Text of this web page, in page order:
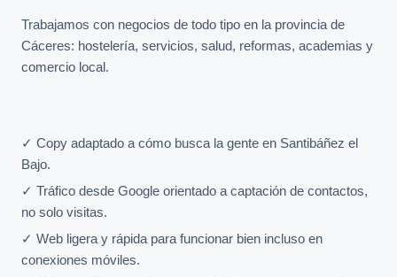
Trabajamos con negocios de todo tipo en la provincia de
Cáceres: hostelería, servicios, salud, reformas, academias y
comercio local.
✓ Copy adaptado a cómo busca la gente en Santibáñez el
Bajo.
✓ Tráfico desde Google orientado a captación de contactos,
no solo visitas.
✓ Web ligera y rápida para funcionar bien incluso en
conexiones móviles.